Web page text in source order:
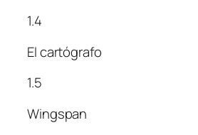
1.4
El cartógrafo
1.5
Wingspan